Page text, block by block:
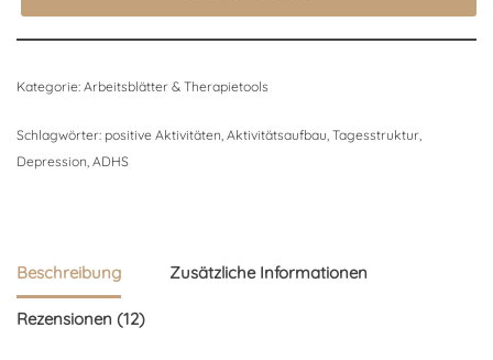
Kategorie: Arbeitsblätter & Therapietools
Schlagwörter: positive Aktivitäten Aktivitätsaufbau Tagesstruktur
Depression ADHS
Beschreibung Zusätzliche Informationen
Rezensionen (12)